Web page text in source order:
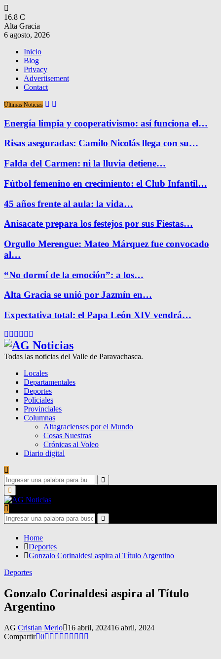
16.8 C
Alta Gracia
6 agosto, 2026
Inicio
Blog
Privacy
Advertisement
Contact
Últimas Noticias
Energía limpia y cooperativismo: así funciona el…
Risas aseguradas: Camilo Nicolás llega con su…
Falda del Carmen: ni la lluvia detiene…
Fútbol femenino en crecimiento: el Club Infantil…
45 años frente al aula: la vida…
Anisacate prepara los festejos por sus Fiestas…
Orgullo Merengue: Mateo Márquez fue convocado
al…
“No dormí de la emoción”: a los…
Alta Gracia se unió por Jazmín en…
Expectativa total: el Papa León XIV vendrá…
Facebook
Twitter
Instagram
Pinterest
Google
Todas las noticias del Valle de Paravachasca.
Locales
Departamentales
Deportes
Policiales
Provinciales
Columnas
Altagracienses por el Mundo
Cosas Nuestras
Crónicas al Voleo
Diario digital
Search
for:
Search
Primary
Menu
Search
for:
Search
Home
Deportes
Gonzalo Corinaldesi aspira al Título Argentino
Deportes
Gonzalo Corinaldesi aspira al Título
Argentino
AG Cristian Merlo 16 abril, 202416 abril, 2024
Compartir 0